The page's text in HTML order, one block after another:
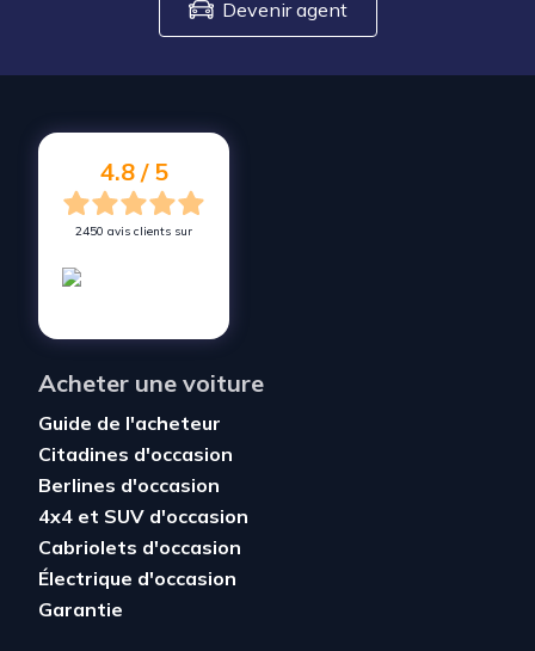
Devenir agent
4.8 / 5
2450 avis clients sur
Acheter une voiture
Guide de l'acheteur
Citadines d'occasion
Berlines d'occasion
4x4 et SUV d'occasion
Cabriolets d'occasion
Électrique d'occasion
Garantie